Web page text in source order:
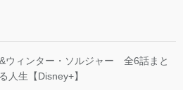
&ウィンター・ソルジャー 全6話まと
生【Disney+】